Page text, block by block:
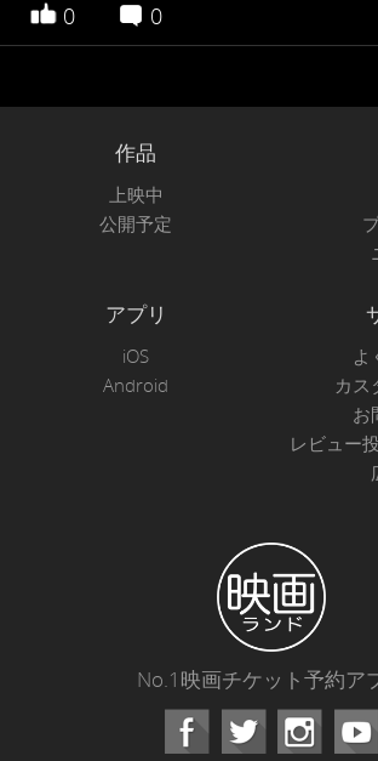
0 0
作品
上映中
公開予定
アプリ
iOS
Android
よ
カス
お
レビュー
No.1映画チケット予約ア
Facebook